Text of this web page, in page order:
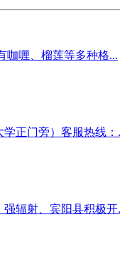
咖喱、榴莲等多种格...
正门旁）客服热线：
辐射、宾阳县积极开